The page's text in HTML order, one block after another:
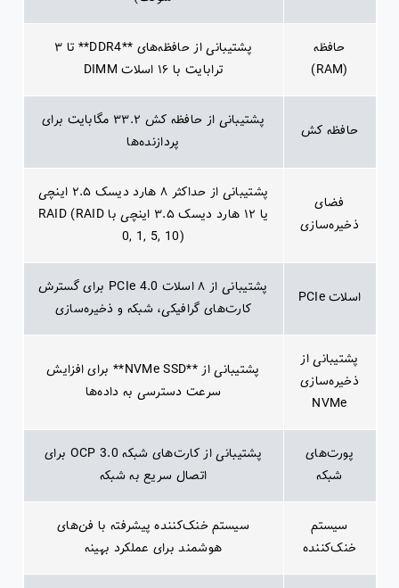
حافظه
(RAM)
پشتیبانی از حافظه‌های **DDR4** تا ۳
ترابایت با ۱۶ اسلات DIMM
حافظه کش
پشتیبانی از حافظه کش ۳۳.۲ مگابایت برای
پردازنده‌ها
فضای
ذخیره‌سازی
پشتیبانی از حداکثر ۸ هارد دیسک ۲.۵ اینچی
یا ۱۲ هارد دیسک ۳.۵ اینچی با RAID (RAID
0, 1, 5, 10)
اسلات PCIe
پشتیبانی از ۸ اسلات PCIe 4.0 برای گسترش
کارت‌های گرافیکی، شبکه و ذخیره‌سازی
پشتیبانی از
ذخیره‌سازی
NVMe
پشتیبانی از **NVMe SSD** برای افزایش
سرعت دسترسی به داده‌ها
پورت‌های
شبکه
پشتیبانی از کارت‌های شبکه OCP 3.0 برای
اتصال سریع به شبکه
سیستم
خنک‌کننده
سیستم خنک‌کننده پیشرفته با فن‌های
هوشمند برای عملکرد بهینه